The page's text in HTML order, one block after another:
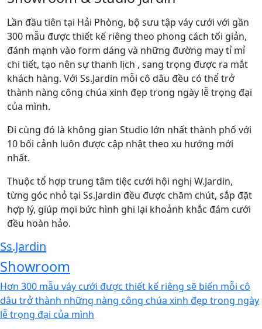
Lần đầu tiên tại Hải Phòng, bộ sưu tập váy cưới với gần
300 mẫu được thiết kế riêng theo phong cách tối giản,
đánh mạnh vào form dáng và những đường may tỉ mỉ
chi tiết, tạo nên sự thanh lịch , sang trọng được ra mắt
khách hàng. Với Ss.Jardin mỗi cô dâu đều có thể trở
thành nàng công chúa xinh đẹp trong ngày lễ trọng đại
của mình.
Đi cùng đó là không gian Studio lớn nhất thành phố với
10 bối cảnh luôn được cập nhật theo xu hướng mới
nhất.
Thuộc tổ hợp trung tâm tiệc cưới hội nghị W.Jardin,
từng góc nhỏ tại Ss.Jardin đều được chăm chút, sắp đặt
hợp lý, giúp mọi bức hình ghi lại khoảnh khắc đám cưới
đều hoàn hảo.
Ss.Jardin
Showroom
Hơn 300 mẫu váy cưới được thiết kế riêng sẽ biến mỗi cô
dâu trở thành những nàng công chúa xinh đẹp trong ngày
lễ trọng đại của mình